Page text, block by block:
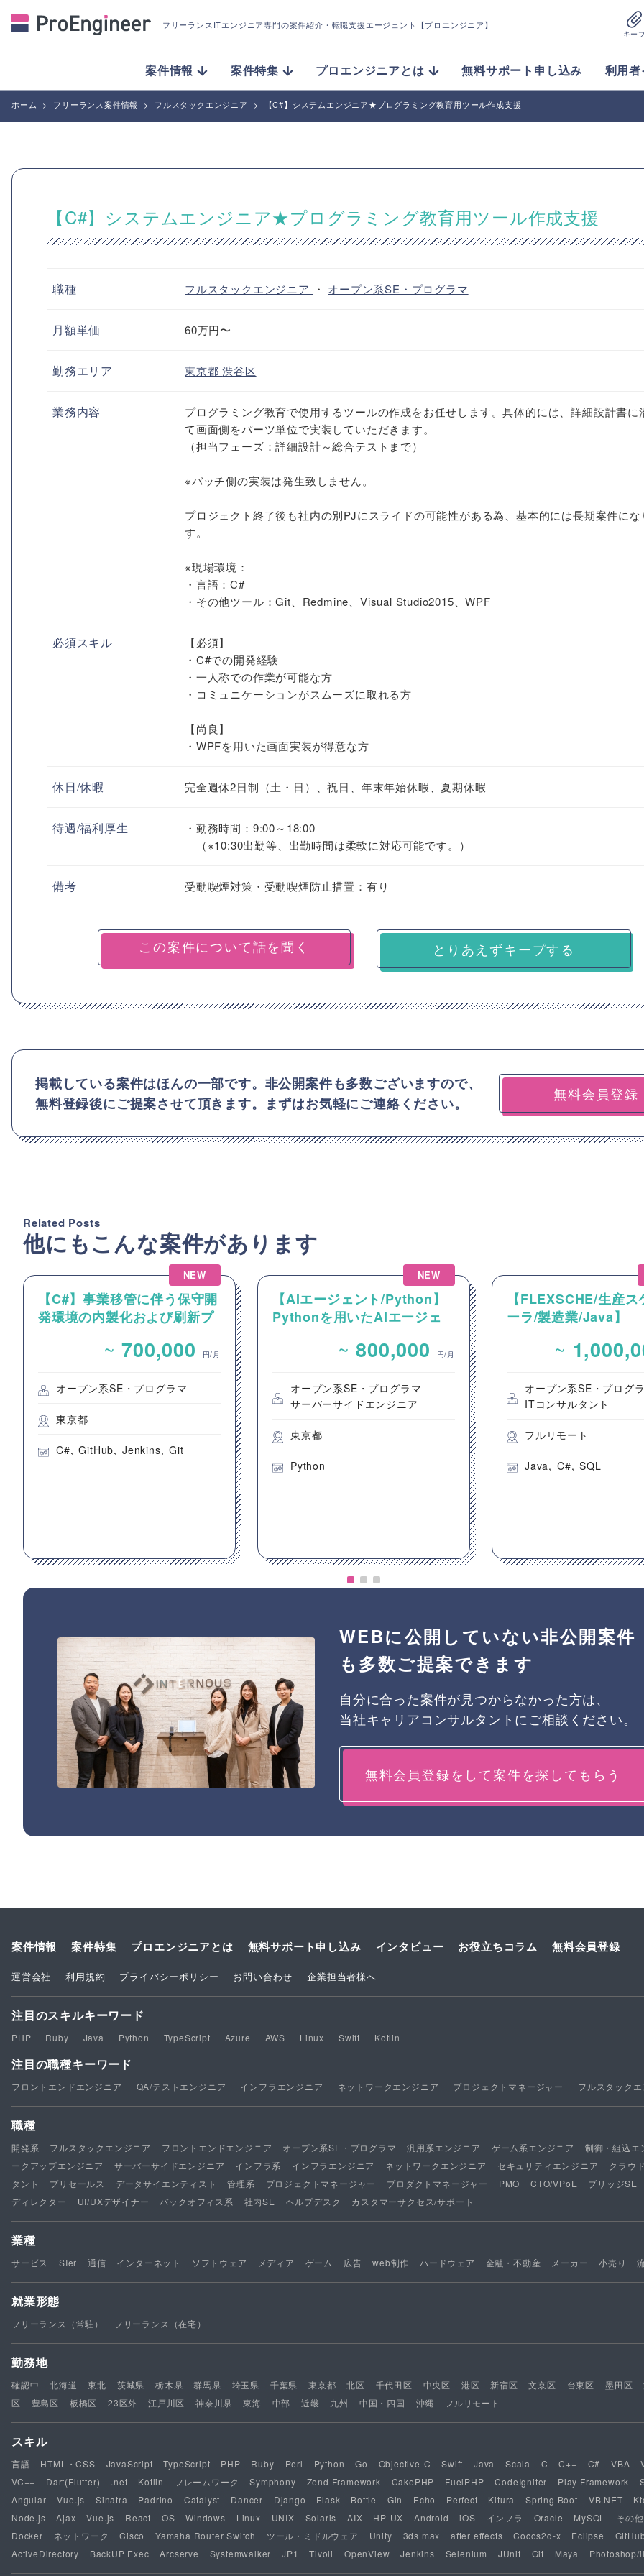
フリーランスITエンジニア専門の案件紹介 ・転職支援エージェント【プロエンジニア】
キー
案件情報 案件特集 プロエンジニアとは 無料サポート申し込み 利用
ホーム > フリーランス案件情報 > フルスタックエンジニア > 【C#】システムエンジニア★プログラミング教育用ツール作成支援
【C#】システムエンジニア★プログラミング教育用ツール作成支援
職種 フルスタックエンジニア ・ オープン系SE・プログラマ
月額単価 60万円〜
勤務エリア 東京都渋谷区
業務内容
プログラミング教育で使用するツールの作成をお任せします。具体的には、詳細設計書に
て画面側をパーツ単位で実装していただきます。
（担当フェーズ：詳細設計～総合テストまで）
※バッチ側の実装は発生致しません。
プロジェクト終了後も社内の別PJにスライドの可能性がある為、基本的には長期案件にな
す。
※現場環境：
・言語：C#
・その他ツール：Git、Redmine、Visual Studio2015、WPF
必須スキル
【必須】
・C#での開発経験
・一人称での作業が可能な方
・コミュニケーションがスムーズに取れる方
【尚良】
・WPFを用いた画面実装が得意な方
休日/休暇 完全週休2日制（土・日）、祝日、年末年始休暇、夏期休暇
待遇/福利厚生
・勤務時間：9:00～18:00
（※10:30出勤等、出勤時間は柔軟に対応可能です。）
備考 受動喫煙対策・受動喫煙防止措置：有り
とりあえずキープする
掲載している案件はほんの一部です。非公開案件も多数ございますので、
無料登録後にご提案させて頂きます。まずはお気軽にご連絡ください。
無料会員登録
Related Posts
他にもこんな案件があります
NEW
【C#】事業移管に伴う保守開
発環境の内製化および刷新プ
開発要員）~ 700,000 円/月
オープン系SE・プログラマ
東京都
C# GitHub Jenkins Git
NEW
【AIエージェント/Python】
Pythonを用いたAIエージェ
~ 800,000 円/月
オープン系SE・プログラマ
サーバーサイドエンジニア
東京都
Python
【FLEXSCHE/生産ス
ーラ/製造業/Java】
け生産スケジューラ
~
オープン系SE・プログ
ITコンサルタント
フルリモート
Java C# SQL
WEBに公開していない非公開案件
も多数ご提案できます
自分に合った案件が見つからなかった方は、
当社キャリアコンサルタントにご相談ください。
無料会員登録をして案件を探してもらう
案件情報 案件特集 プロエンジニアとは 無料サポート申し込み インタビュー お役立ちコラム 無料会員登録
運営会社 利用規約 プライバシーポリシー お問い合わせ 企業担当者様へ
注目のスキルキーワード
PHP Ruby Java Python TypeScript Azure AWS Linux Swift Kotlin
注目の職種キーワード
フロントエンドエンジニア QA/テストエンジニア インフラエンジニア ネットワークエンジニア プロジェクトマネージャー フルスタック
職種
開発系 フルスタックエンジニア フロントエンドエンジニア オープン系SE・プログラマ 汎用系エンジニア ゲーム系エンジニア 制御・組込エ
ークアップエンジニア
サーバーサイドエンジニア インフラ系 インフラエンジニア ネットワークエンジニア セキュリティエンジニア クラウ
タント
プリセールス データサイエンティスト 管理系 プロジェクトマネージャー プロダクトマネージャー PMO CTO/VPoE ブリッジSE
ディレクター
UI/UXデザイナー バックオフィス系 社内SE ヘルプデスク カスタマーサクセス/サポート
業種
サービス SIer 通信 インターネット ソフトウェア メディア ゲーム 広告 web制作 ハードウェア 金融・不動産 メーカー 小売り
就業形態
フリーランス（常駐） フリーランス（在宅）
勤務地
確認中 北海道 東北 茨城県 栃木県 群馬県 埼玉県 千葉県 東京都 北区 千代田区 中央区 港区 新宿区 文京区 台東区 墨田区
区
豊島区 板橋区 23区外 江戸川区 神奈川県 東海 中部 近畿 九州 中国・四国 沖縄 フルリモート
スキル
言語 HTML・CSS JavaScript TypeScript PHP Ruby Perl Python Go Objective-C Swift Java Scala C C++ C# VBA
VC++
Dart(Flutter) .net Kotlin フレームワーク Symphony Zend Framework CakePHP FuelPHP CodeIgniter Play Framework
Angular
Vue.js Sinatra Padrino Catalyst Dancer Django Flask Bottle Gin Echo Perfect Kitura Spring Boot VB.NET
Node.js
Ajax Vue.js React OS Windows Linux UNIX Solaris AIX HP-UX Android iOS インフラ Oracle MySQL その他
Docker
ネットワーク Cisco Yamaha Router Switch ツール・ミドルウェア Unity 3ds max after effects Cocos2d-x Eclipse
ActiveDirectory
BackUP Exec Arcserve Systemwalker JP1 Tivoli OpenView Jenkins Selenium JUnit Git Maya Photoshop/